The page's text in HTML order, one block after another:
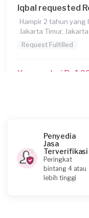
Iqbal requested
Hampir 2 tahun yang
Jakarta Timur, Jakarta
Request Fulfilled
Kurang dari
Tinto Bakshi
Jakarta Pusat, Jakarta
Request Fulfilled
Rp25.000.001 -
Penyedia
Jasa
Terverifikasi
Peringkat
bintang 4 atau
lebih tinggi